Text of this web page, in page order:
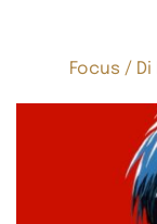
Focus / Di